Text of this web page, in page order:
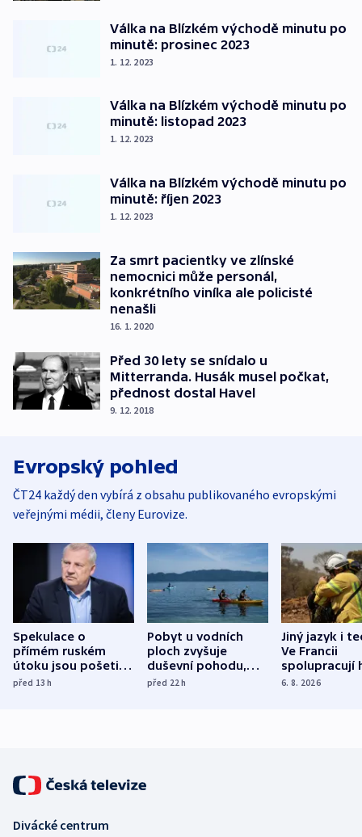
Válka na Blízkém východě minutu po
minutě: prosinec 2023
1. 12. 2023
Válka na Blízkém východě minutu po
minutě: listopad 2023
1. 12. 2023
Válka na Blízkém východě minutu po
minutě: říjen 2023
1. 12. 2023
Za smrt pacientky ve zlínské
nemocnici může personál,
konkrétního viníka ale policisté
nenašli
16. 1. 2020
Před 30 lety se snídalo u
Mitterranda. Husák musel počkat,
přednost dostal Havel
9. 12. 2018
Evropský pohled
ČT24 každý den vybírá z obsahu publikovaného evropskými
veřejnými médii, členy Eurovize.
Spekulace o
přímém ruském
útoku jsou pošetilé,
míní estonský
před 13h
Pobyt u vodních
ploch zvyšuje
duševní pohodu,
ukázala
před 22h
Jiný jazyk i
Ve Francii
spolupracují
různých zemí
6. 8. 2026
Divácké centrum